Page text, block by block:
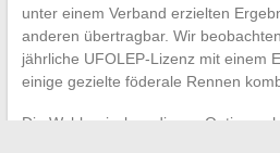
unter einem Verband erzielten
anderen übertragbar. Wir
jährliche UFOLEP-Lizenz mit einem
einige gezielte föderale Rennen
Die Wahl zwischen diesen Optionen